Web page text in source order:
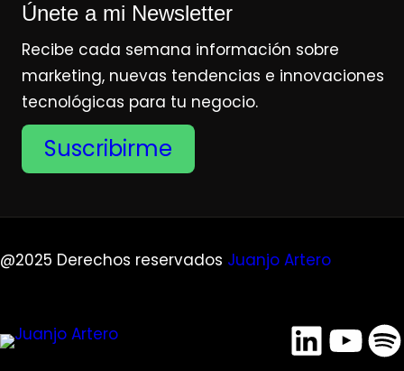
Únete a mi Newsletter
Recibe cada semana información sobre
marketing, nuevas tendencias e innovaciones
tecnológicas para tu negocio.
Suscribirme
@2025 Derechos reservados Juanjo Artero